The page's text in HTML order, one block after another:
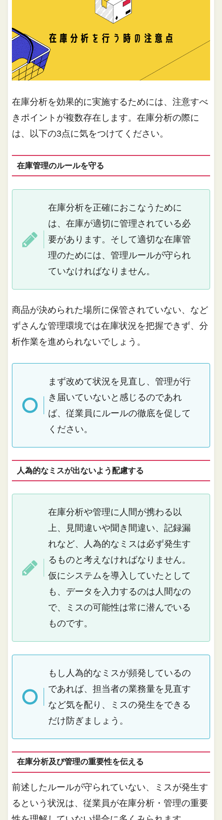
在庫分析を効果的に実施するためには、注意すべ
きポイントが複数存在します。在庫分析の際に
は、以下の3点に気をつけてください。
在庫管理のルールを守る
在庫分析を正確におこなうために
は、在庫が適切に管理されている必
要があります。そして適切な在庫管
理のためには、管理ルールが守られ
ていなければなりません。
商品が決められた場所に保管されていない、など
ずさんな管理環境では在庫状況を把握できず、分
析作業を進められないでしょう。
まず改めて状況を見直し、管理が行
き届いていないと感じるのであれ
ば、従業員にルールの徹底を促して
ください。
人為的なミスが出ないよう配慮する
在庫分析や管理に人間が携わる以
上、見間違いや聞き間違い、記録漏
れなど、人為的なミスは必ず発生す
るものと考えなければなりません。
仮にシステムを導入していたとして
も、データを入力するのは人間なの
で、ミスの可能性は常に潜んでいる
ものです。
もし人為的なミスが頻発しているの
であれば、担当者の業務量を見直す
など気を配り、ミスの発生をできる
だけ防ぎましょう。
在庫分析及び管理の重要性を伝える
前述したルールが守られていない、ミスが発生す
るという状況は、従業員が在庫分析・管理の重要